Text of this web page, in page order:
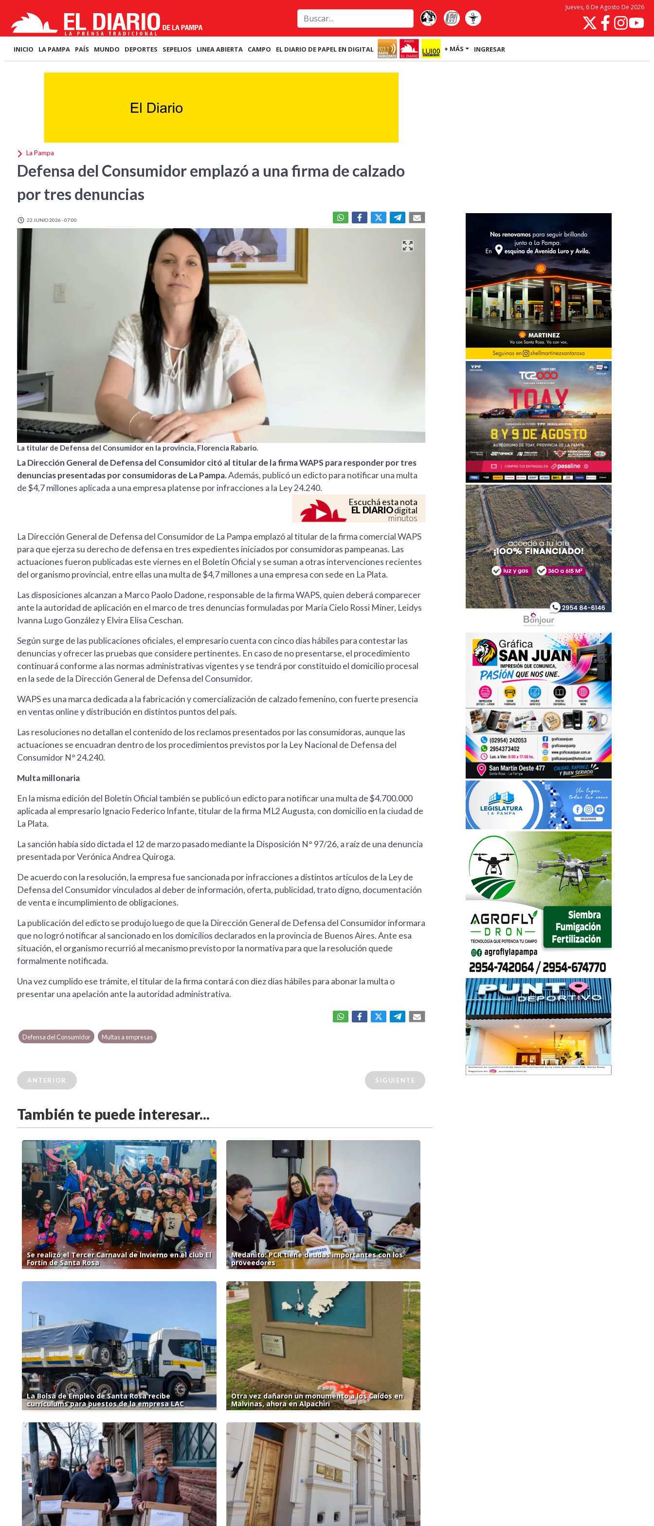
Jueves, 6 De Agosto De 2026
INICIO LA PAMPA PAÍS MUNDO DEPORTES SEPELIOS LINEA ABIERTA CAMPO EL DIARIO DE PAPEL EN DIGITAL + MÁS INGRESAR
La Pampa
Defensa del Consumidor emplazó a una firma de calzado
por tres denuncias
22 JUNIO 2026 - 07:00
La titular de Defensa del Consumidor en la provincia, Florencia Rabario.
La Dirección General de Defensa del Consumidor citó al titular de la firma WAPS para responder por tres
denuncias presentadas por consumidoras de La Pampa.Además, publicó un edicto para notificar una multa
de $4,7 millones aplicada a una empresa platense por infracciones a la Ley 24.240.
Escuchá esta nota
EL DIARIOdigital
minutos
La Dirección General de Defensa del Consumidor de La Pampa emplazó al titular de la firma comercial WAPS
para que ejerza su derecho de defensa en tres expedientes iniciados por consumidoras pampeanas. Las
actuaciones fueron publicadas este viernes en el Boletín Oficial y se suman a otras intervenciones recientes
del organismo provincial, entre ellas una multa de $4,7 millones a una empresa con sede en La Plata.
Las disposiciones alcanzan a Marco Paolo Dadone, responsable de la firma WAPS, quien deberá comparecer
ante la autoridad de aplicación en el marco de tres denuncias formuladas por María Cielo Rossi Miner, Leidys
Ivanna Lugo González y Elvira Elisa Ceschan.
Según surge de las publicaciones oficiales, el empresario cuenta con cinco días hábiles para contestar las
denuncias y ofrecer las pruebas que considere pertinentes. En caso de no presentarse, el procedimiento
continuará conforme a las normas administrativas vigentes y se tendrá por constituido el domicilio procesal
en la sede de la Dirección General de Defensa del Consumidor.
WAPS es una marca dedicada a la fabricación y comercialización de calzado femenino, con fuerte presencia
en ventas online y distribución en distintos puntos del país.
Las resoluciones no detallan el contenido de los reclamos presentados por las consumidoras, aunque las
actuaciones se encuadran dentro de los procedimientos previstos por la Ley Nacional de Defensa del
Consumidor N° 24.240.
Multa millonaria
En la misma edición del Boletín Oficial también se publicó un edicto para notificar una multa de $4.700.000
aplicada al empresario Ignacio Federico Infante, titular de la firma ML2 Augusta, con domicilio en la ciudad de
La Plata.
La sanción había sido dictada el 12 de marzo pasado mediante la Disposición N° 97/26, a raíz de una denuncia
presentada por Verónica Andrea Quiroga.
De acuerdo con la resolución, la empresa fue sancionada por infracciones a distintos artículos de la Ley de
Defensa del Consumidor vinculados al deber de información, oferta, publicidad, trato digno, documentación
de venta e incumplimiento de obligaciones.
La publicación del edicto se produjo luego de que la Dirección General de Defensa del Consumidor informara
que no logró notificar al sancionado en los domicilios declarados en la provincia de Buenos Aires. Ante esa
situación, el organismo recurrió al mecanismo previsto por la normativa para que la resolución quede
formalmente notificada.
Una vez cumplido ese trámite, el titular de la firma contará con diez días hábiles para abonar la multa o
presentar una apelación ante la autoridad administrativa.
Defensa del Consumidor Multas a empresas
ANTERIOR SIGUIENTE
También te puede interesar...
Se realizó el Tercer Carnaval de Invierno en el club El
Fortín de Santa Rosa
Medanito: PCR tiene deudas importantes con los
proveedores
La Bolsa de Empleo de Santa Rosa recibe
currículums para puestos de la empresa LAC
Otra vez dañaron un monumento a los Caídos en
Malvinas, ahora en Alpachiri